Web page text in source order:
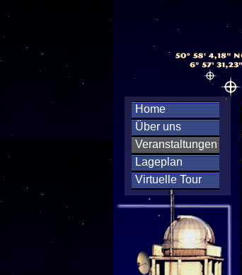
Home
Über uns
Veranstaltungen
Lageplan
Virtuelle Tour